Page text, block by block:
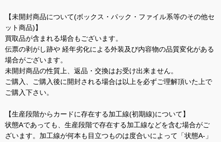
【未開封商品について(ボックス・パック・ファイル系等のその他セ
ット商品)】
買取品が含まれる場合もございます。
伝票の剥がし跡や 経年劣化による外装及び内容物の品質変化がある
場合がございます。
未開封商品の性質上、返品・交換はお受け出来ません。
ご購入、ご購入後に開封される場合は以上を必ずご理解頂いた上で
ご購入下さい。
【生産段階からカードに存在する加工線(初期線)について】
状態Aであっても、生産段階で存在する加工線などを含む場合がご
ざいます。加工線が何本も目立つものは度合いによって「状態A-」